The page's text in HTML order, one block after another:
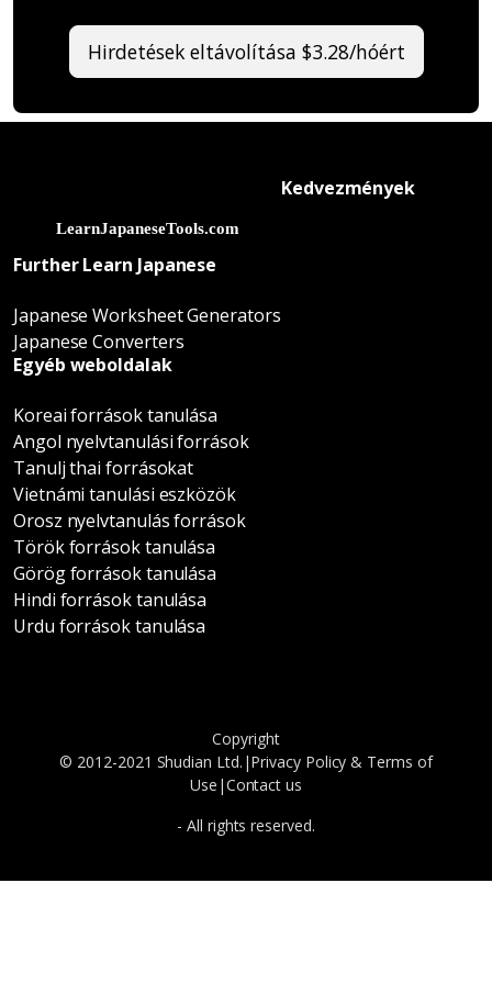
Hirdetések eltávolítása $3.28/hóért
Kedvezmények
Further Learn Japanese
Japanese Worksheet Generators
Japanese Converters
Egyéb weboldalak
Koreai források tanulása
Angol nyelvtanulási források
Tanulj thai forrásokat
Vietnámi tanulási eszközök
Orosz nyelvtanulás források
Török források tanulása
Görög források tanulása
Hindi források tanulása
Urdu források tanulása
Copyright
© 2012-2021 Shudian Ltd.|Privacy Policy & Terms of
Use |Contact us
- All rights reserved.